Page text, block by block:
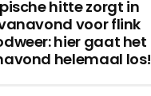
hitte zorgt in
voor flink
hier gaat het
helemaal los!